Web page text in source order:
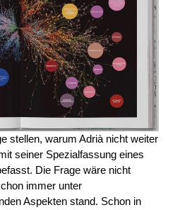
stellen, warum Adrià nicht weiter
seiner Spezialfassung eines
Die Frage wäre nicht
immer unter
Aspekten stand. Schon in